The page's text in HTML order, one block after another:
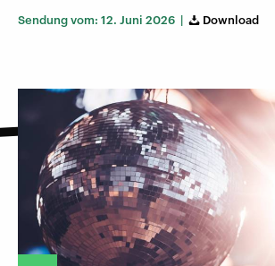
Sendung vom: 12. Juni 2026 | Download